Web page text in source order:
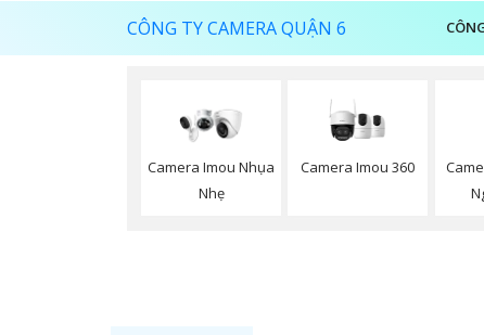
CÔNG TY CAMERA QUẬN 6
Camera Imou Nhụa
Nhẹ
Camera Imou 360